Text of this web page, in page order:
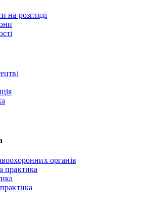
на розгляді
органів
практика